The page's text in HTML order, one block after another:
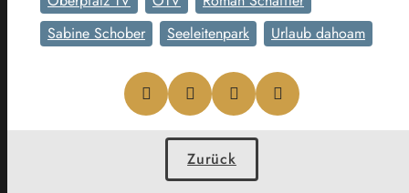
Sabine Schober
Seeleitenpark Urlaub dahoam
Zurück